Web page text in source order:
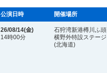
公演日時 開催場所
26/08/14(金)
14時00分
石狩湾新港樽川ふ頭
横野外特設ステージ
(北海道)